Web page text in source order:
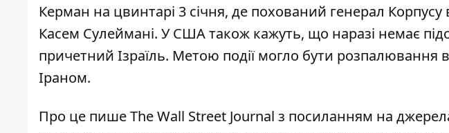
Керман на цвинтарі 3 січня, де похований генерал Корпусу
Касем Сулеймані. У США також кажуть, що наразі немає
причетний Ізраїль. Метою події могло бути розпалювання
Іраном.
Про це пише The Wall Street Journal з посиланням на